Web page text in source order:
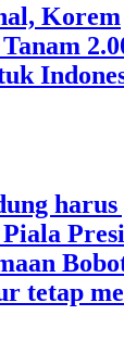
Korem
harus
tetap